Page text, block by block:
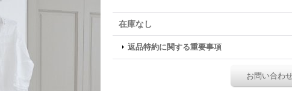
在庫なし
返品特約に関する重要事項
お問い合わ